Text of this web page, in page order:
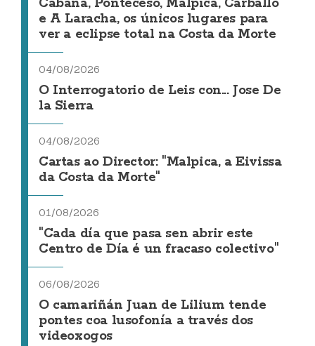
Cabana, Ponteceso, Malpica, Carballo
e A Laracha, os únicos lugares para
ver a eclipse total na Costa da Morte
04/08/2026
O Interrogatorio de Leis con... Jose De
la Sierra
04/08/2026
Cartas ao Director: "Malpica, a Eivissa
da Costa da Morte"
01/08/2026
"Cada día que pasa sen abrir este
Centro de Día é un fracaso colectivo"
06/08/2026
O camariñán Juan de Lilium tende
pontes coa lusofonía a través dos
videoxogos